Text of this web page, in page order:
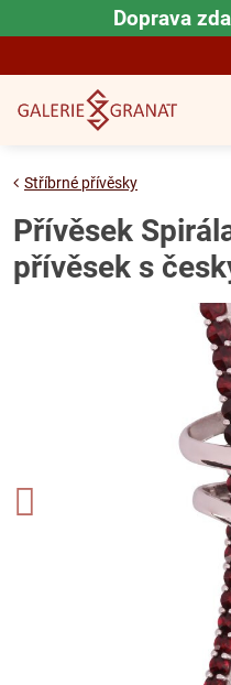
Doprava
Stříbrné přívěsky
Přívěsek
přívěsek s